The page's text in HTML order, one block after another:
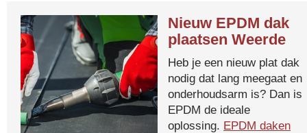
Nieuw EPDM dak
plaatsen Weerde
Heb je een nieuw plat dak
nodig dat lang meegaat en
onderhoudsarm is? Dan is
EPDM de ideale
oplossing. EPDM daken